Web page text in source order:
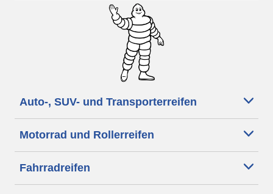
Auto-, SUV- und Transporterreifen
Motorrad und Rollerreifen
Fahrradreifen